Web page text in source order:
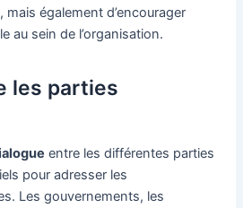
mais également d’encourager
au sein de l’organisation.
les parties
entre les différentes parties
pour adresser les
Les gouvernements, les